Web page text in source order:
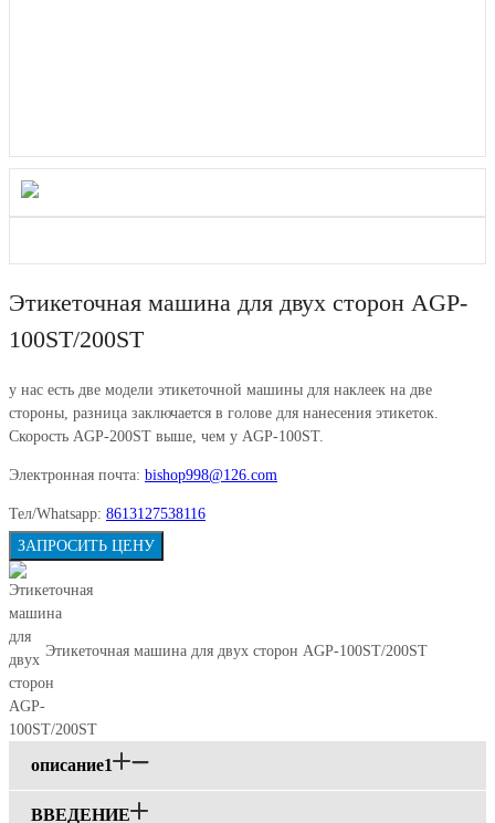
Этикеточная машина для двух сторон AGP-
100ST/200ST
у нас есть две модели этикеточной машины для наклеек на две
стороны, разница заключается в голове для нанесения этикеток.
Скорость AGP-200ST выше, чем у AGP-100ST.
Электронная почта: bishop998@126.com
Тел/Whatsapp: 8613127538116
ЗАПРОСИТЬ ЦЕНУ
Этикеточная машина для двух сторон AGP-100ST/200ST
описание1
ВВЕДЕНИЕ